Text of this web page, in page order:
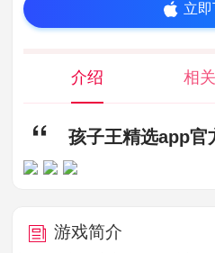
立
介绍 相关
游戏简介